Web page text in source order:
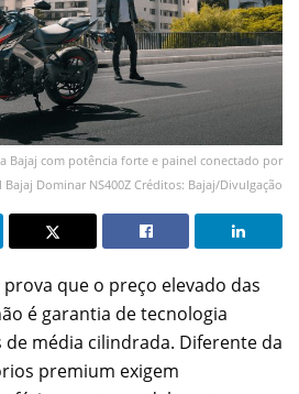
Bajaj com potência forte e painel conectado por
Bajaj Dominar NS400Z Créditos: Bajaj/Divulgação
prova que o preço elevado das
é garantia de tecnologia
média cilindrada. Diferente da
premium exigem